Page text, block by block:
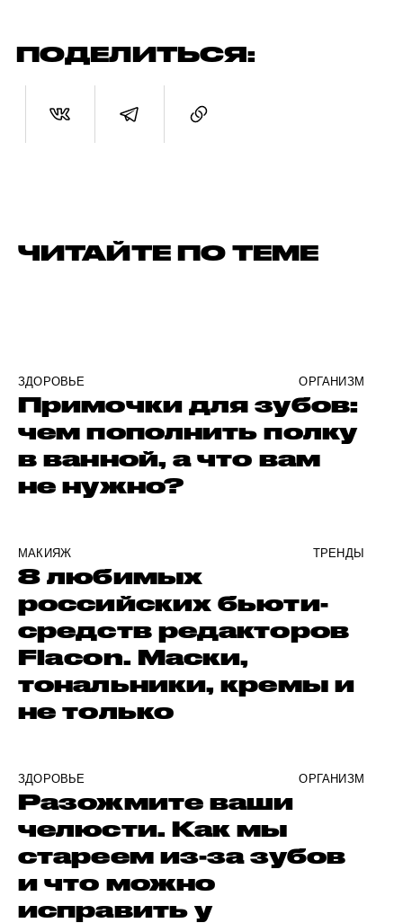
ПОДЕЛИТЬСЯ:
ЧИТАЙТЕ ПО ТЕМЕ
ЗДОРОВЬЕ ОРГАНИЗМ
Примочки для зубов:
чем пополнить полку
в ванной, а что вам
не нужно?
МАКИЯЖ ТРЕНДЫ
8 любимых
российских бьюти-
средств редакторов
Flacon. Маски,
тональники, кремы и
не только
ЗДОРОВЬЕ ОРГАНИЗМ
Разожмите ваши
челюсти. Как мы
стареем из-за зубов
и что можно
исправить у